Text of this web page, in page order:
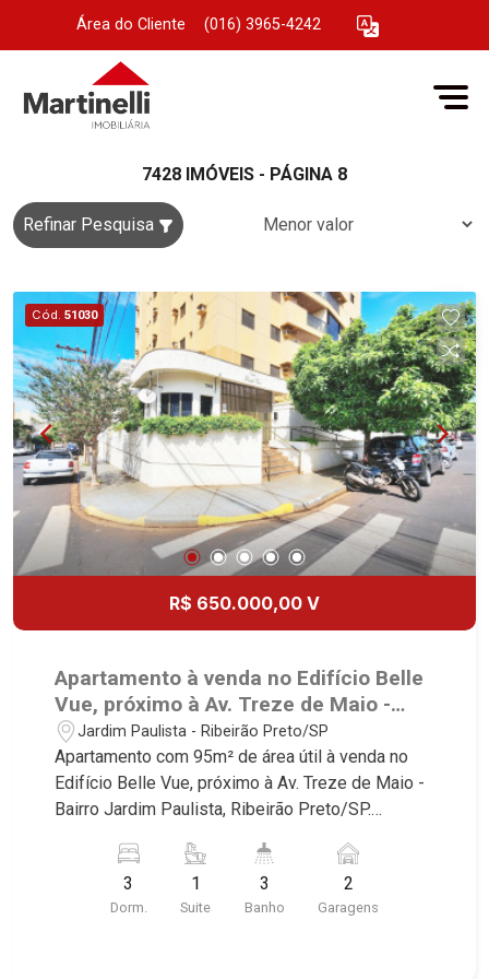
Área do Cliente (016) 3965-4242
7428 IMÓVEIS - PÁGINA 8
Refinar Pesquisa
Cód. 51030
R$ 650.000,00 V
Apartamento à venda no Edifício Belle
Vue, próximo à Av. Treze de Maio -
Ribeirão Preto/SP.
Jardim Paulista - Ribeirão Preto/SP
Apartamento com 95m² de área útil à venda no
Edifício Belle Vue, próximo à Av. Treze de Maio -
Bairro Jardim Paulista, Ribeirão Preto/SP.
Martinelli Imobiliária selecionou para você: -
95m² de área útil - 3 dormitórios com armários,
sendo 1 suíte com ar-condicionado - Banheiro
3
Dorm.
1
Suite
3
Banho
2
Garagens